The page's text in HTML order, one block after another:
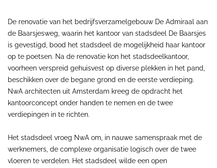
De renovatie van het bedrijfsverzamelgebouw De Admiraal aan
de Baarsjesweg, waarin het kantoor van stadsdeel De Baarsjes
is gevestigd, bood het stadsdeel de mogelijkheid haar kantoor
op te poetsen. Na de renovatie kon het stadsdeelkantoor,
voorheen verspreid gehuisvest op diverse plekken in het pand,
beschikken over de begane grond en de eerste verdieping.
NwA architecten uit Amsterdam kreeg de opdracht het
kantoorconcept onder handen te nemen en de twee
verdiepingen in te richten.
Het stadsdeel vroeg NwA om, in nauwe samenspraak met de
werknemers, de complexe organisatie logisch over de twee
vloeren te verdelen. Het stadsdeel wilde een open